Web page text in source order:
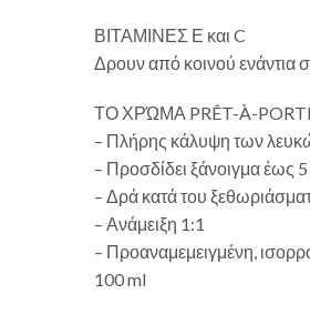
ΒΙΤΑΜΙΝΕΣ Ε και C
Δρουν από κοινού ενάντια
ΤΟ ΧΡΏΜΑ PRÊT-À-
– Πλήρης κάλυψη των
– Προσδίδει ξάνοιγμα έως
– Δρά κατά του
– Ανάμειξη 1:1
– Προαναμεμειγμένη,
100 ml